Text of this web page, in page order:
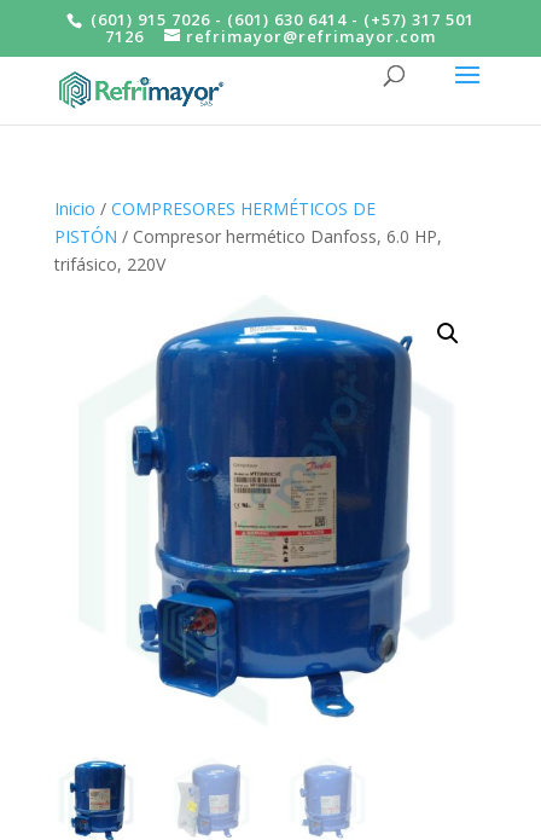
(601) 915 7026 - (601) 630 6414 - (+57) 317 501
7126 refrimayor@refrimayor.com
Inicio / COMPRESORES HERMÉTICOS DE
PISTÓN / Compresor hermético Danfoss, 6.0 HP,
trifásico, 220V